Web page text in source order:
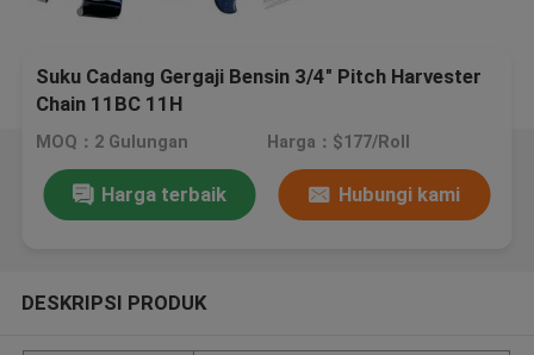
Suku Cadang Gergaji Bensin 3/4" Pitch Harvester
Chain 11BC 11H
MOQ：2 Gulungan Harga：$177/Roll
Harga terbaik Hubungi kami
DESKRIPSI PRODUK